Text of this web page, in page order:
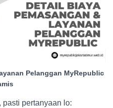
Pelanggan MyRepublic
pasti pertanyaan lo: